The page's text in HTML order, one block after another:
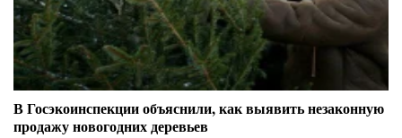
В Госэкоинспекции объяснили, как выявить незаконную
продажу новогодних деревьев